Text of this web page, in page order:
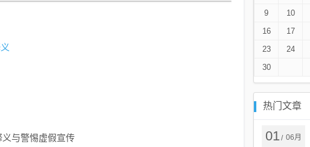
与警惕虚假宣传
9
10
16
17
23
24
30
热门文章
01 / 06月